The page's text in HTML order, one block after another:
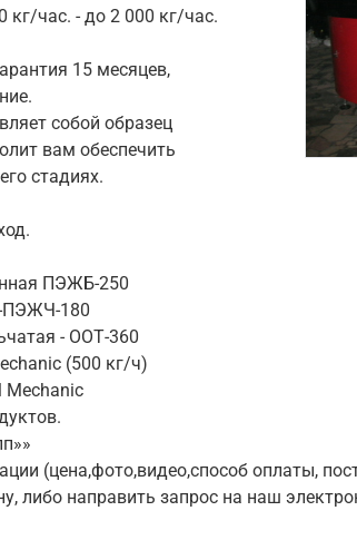
кг/час. - до 2 000 кг/час.
15 месяцев,
собой образец
вам обеспечить
стадиях.
ПЭЖБ-250
ПЭЖЧ-180
- ООТ-360
(500 кг/ч)
Mechanic
(цена,фото,видео,способ оплаты,
либо направить запрос на наш